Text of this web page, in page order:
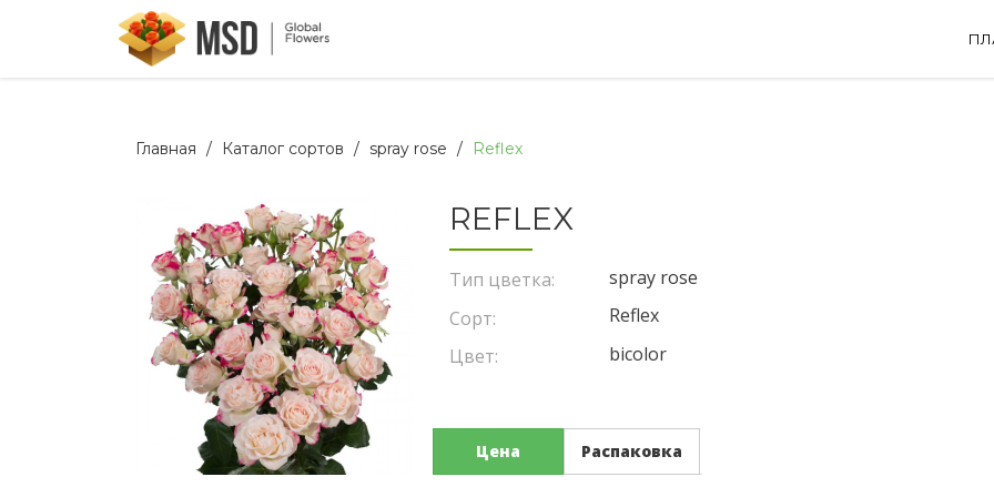
Главная Каталог сортов spray rose Reflex
REFLEX
Тип цветка:
spray rose
Сорт:
Reflex
Цвет:
bicolor
Цена Распаковка